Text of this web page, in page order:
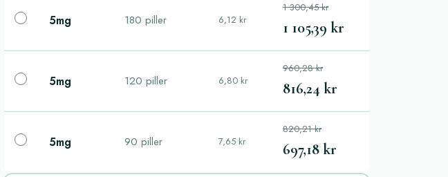
5mg 180 piller 6,12 kr
1 300,45 kr
1 105,39 kr
5mg 120 piller 6,80 kr
960,28 kr
816,24 kr
5mg 90 piller 7,65 kr
820,21 kr
697,18 kr